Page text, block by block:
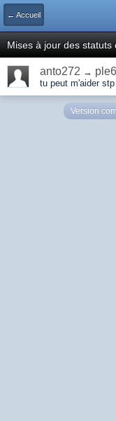
← Accueil
Mises à jour des statuts
anto272 →
tu peut m'aider
Version